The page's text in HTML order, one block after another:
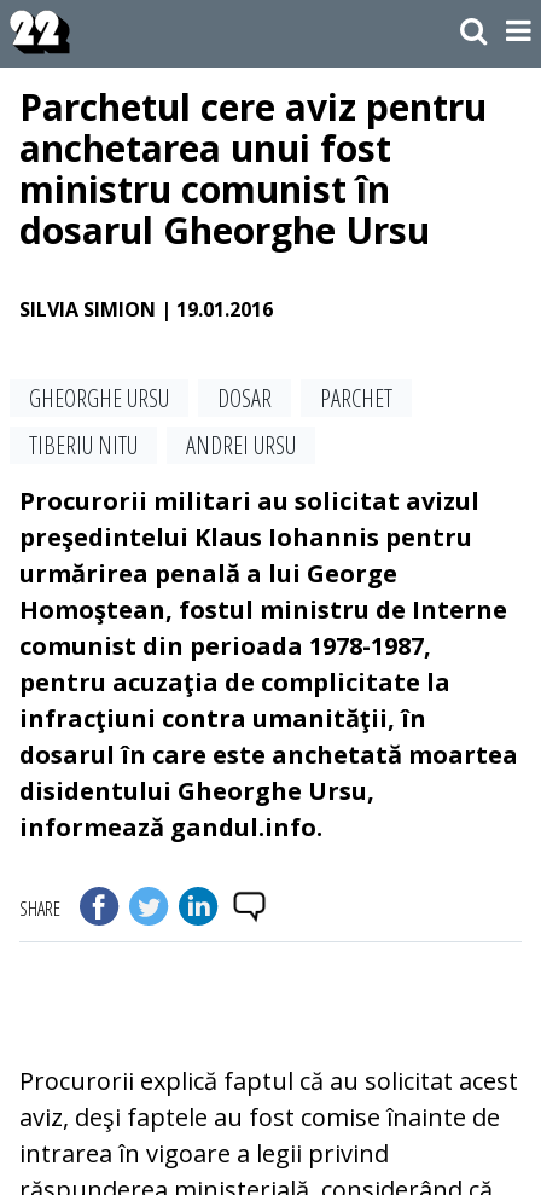
Parchetul cere aviz pentru
anchetarea unui fost
ministru comunist în
dosarul Gheorghe Ursu
SILVIA SIMION | 19.01.2016
GHEORGHE URSU DOSAR
PARCHET
TIBERIU NITU
ANDREI URSU
Procurorii militari au solicitat avizul
preşedintelui Klaus Iohannis pentru
urmărirea penală a lui George
Homoştean, fostul ministru de Interne
comunist din perioada 1978-1987,
pentru acuzaţia de complicitate la
infracţiuni contra umanităţii, în
dosarul în care este anchetată moartea
disidentului Gheorghe Ursu,
informează gandul.info.
SHARE
Procurorii explică faptul că au solicitat acest
aviz, deşi faptele au fost comise înainte de
intrarea în vigoare a legii privind